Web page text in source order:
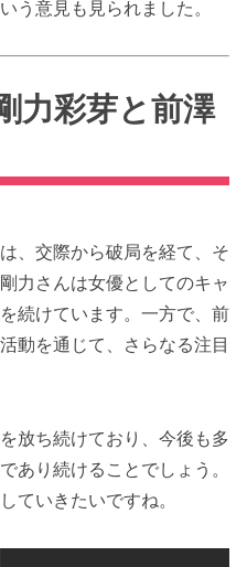
う意見も見られました。
力彩芽と前澤
、交際から破局を経て、そ
力さんは女優としてのキャ
続けています。一方で、前
動を通じて、さらなる注目
放ち続けており、今後も多
あり続けることでしょう。
ていきたいですね。